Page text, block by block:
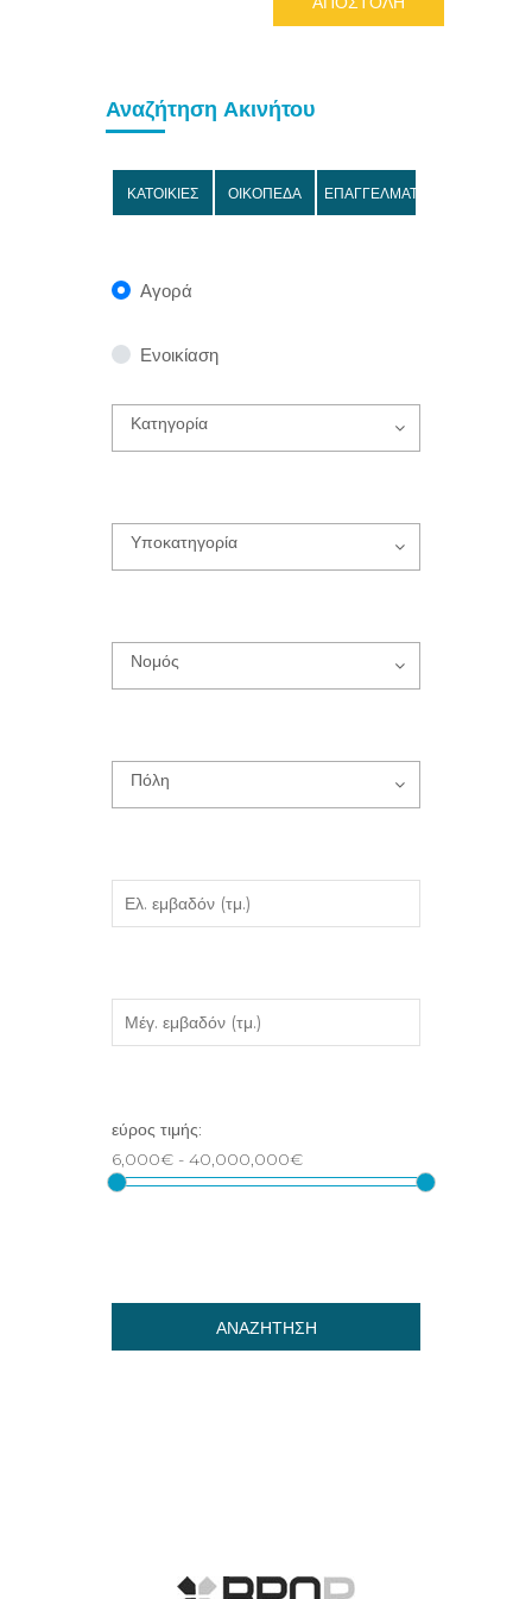
Αναζήτηση Ακινήτου
ΚΑΤΟΙΚΙΕΣ ΟΙΚΟΠΕΔΑ ΕΠΑΓΓΕΛΜΑΤΙΚΑ
Αγορά
Ενοικίαση
Κατηγορία
Υποκατηγορία
Νομός
Πόλη
ΑΝΑΖΗΤΗΣΗ